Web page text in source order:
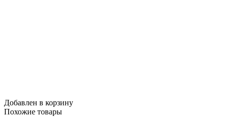
Добавлен в корзину
Похожие товары